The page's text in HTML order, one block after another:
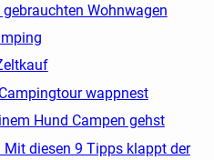
Wohnwagen
wappnest
Hund Campen gehst
diesen 9 Tipps klappt der